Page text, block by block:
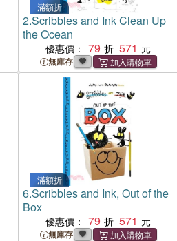
滿額折
2.Scribbles and Ink Clean Up
the Ocean
優惠價： 79 571
無庫存
滿額折
6.Scribbles and Ink, Out of the
Box
優惠價： 79 571
無庫存